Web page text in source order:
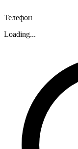
Телефон
Loading...